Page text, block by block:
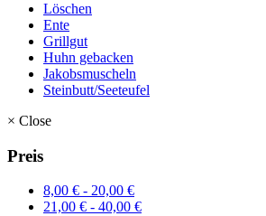
Löschen
Ente
Grillgut
Huhn gebacken
Jakobsmuscheln
Steinbutt/Seeteufel
× Close
Preis
8,00 € - 20,00 €
21,00 € - 40,00 €